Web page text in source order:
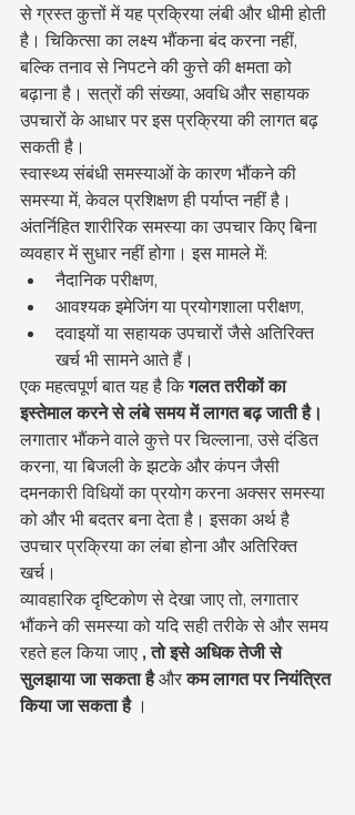
से ग्रस्त कुत्तों में यह प्रक्रिया लंबी और धीमी होती
है। चिकित्सा का लक्ष्य भौंकना बंद करना नहीं,
बल्कि तनाव से निपटने की कुत्ते की क्षमता को
बढ़ाना है। सत्रों की संख्या, अवधि और सहायक
उपचारों के आधार पर इस प्रक्रिया की लागत बढ़
सकती है।
स्वास्थ्य संबंधी समस्याओं के कारण भौंकने की
समस्या में, केवल प्रशिक्षण ही पर्याप्त नहीं है।
अंतर्निहित शारीरिक समस्या का उपचार किए बिना
व्यवहार में सुधार नहीं होगा। इस मामले में:
नैदानिक परीक्षण,
आवश्यक इमेजिंग या प्रयोगशाला परीक्षण,
दवाइयों या सहायक उपचारों जैसे अतिरिक्त
खर्च भी सामने आते हैं।
एक महत्वपूर्ण बात यह है कि गलत तरीकों का
इस्तेमाल करने से लंबे समय में लागत बढ़ जाती है।
लगातार भौंकने वाले कुत्ते पर चिल्लाना, उसे दंडित
करना, या बिजली के झटके और कंपन जैसी
दमनकारी विधियों का प्रयोग करना अक्सर समस्या
को और भी बदतर बना देता है। इसका अर्थ है
उपचार प्रक्रिया का लंबा होना और अतिरिक्त
खर्च।
व्यावहारिक दृष्टिकोण से देखा जाए तो, लगातार
भौंकने की समस्या को यदि सही तरीके से और समय
रहते हल किया जाए , तो इसे अधिक तेजी से
सुलझाया जा सकता है और कम लागत पर नियंत्रित
किया जा सकता है ।